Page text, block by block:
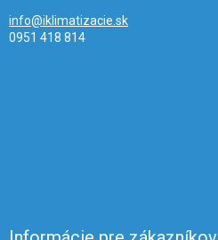
info@iklimatizacie.sk
0951 418 814